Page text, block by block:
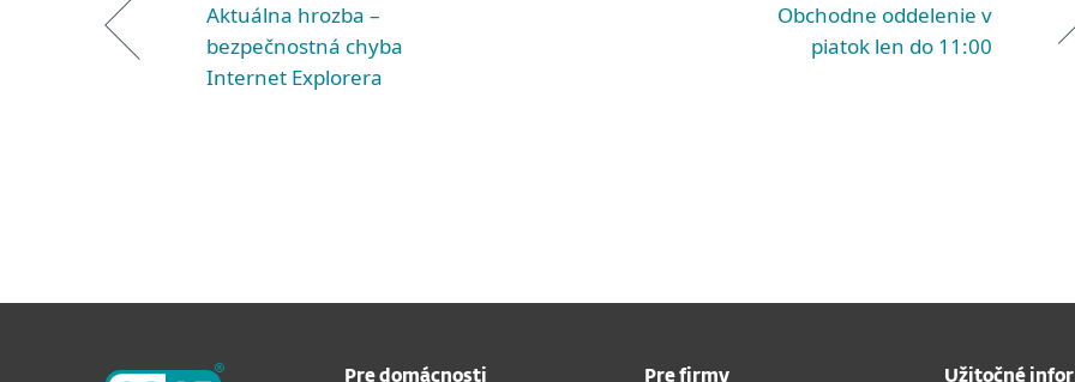
Aktuálna hrozba –
bezpečnostná chyba
Internet Explorera
Obchodne oddelenie v
piatok len do 11:00
Pre domácnosti Pre firmy Užitočné